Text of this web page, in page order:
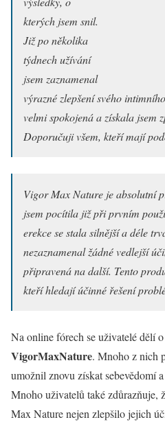
kterých jsem snil.
Již po několika
týdnech užívání
jsem zaznamenal
výrazné zlepšení svého
velmi spokojená a získala jsem
Doporučuji všem, kteří mají
Vigor Max Nature je absolutní
jsem pocítila již při prvním
erekce se stala silnější a déle
nezaznamenal žádné vedlejší
připravená na další. Tento
kteří hledají účinné řešení
Na online fórech se uživatelé dělí
VigorMaxNature. Mnoho z nich
umožnil znovu získat sebevědomí
Mnoho uživatelů také
Max Nature nejen zlepšilo jejich